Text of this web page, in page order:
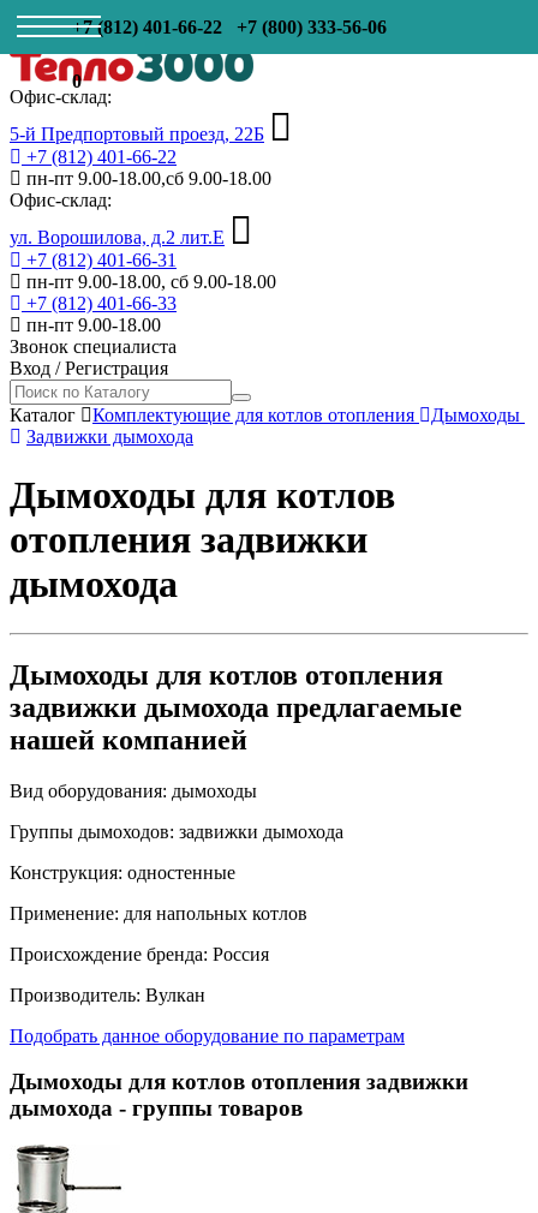
+7 (812) 401-66-22 +7 (800) 333-56-06
0
Офис-склад:
5-й Предпортовый проезд, 22Б
+7 (812) 401-66-22
пн-пт 9.00-18.00,сб 9.00-18.00
Офис-склад:
ул. Ворошилова, д.2 лит.Е
+7 (812) 401-66-31
пн-пт 9.00-18.00, сб 9.00-18.00
+7 (812) 401-66-33
пн-пт 9.00-18.00
Звонок специалиста
Вход /Регистрация
Каталог Комплектующие для котлов отопления
Дымоходы
Задвижки дымохода
Дымоходы для котлов
отопления задвижки
дымохода
Дымоходы для котлов отопления
задвижки дымохода предлагаемые
нашей компанией
Вид оборудования: дымоходы
Группы дымоходов: задвижки дымохода
Конструкция: одностенные
Применение: для напольных котлов
Происхождение бренда: Россия
Производитель: Вулкан
Подобрать данное оборудование по параметрам
Дымоходы для котлов отопления задвижки
дымохода - группы товаров